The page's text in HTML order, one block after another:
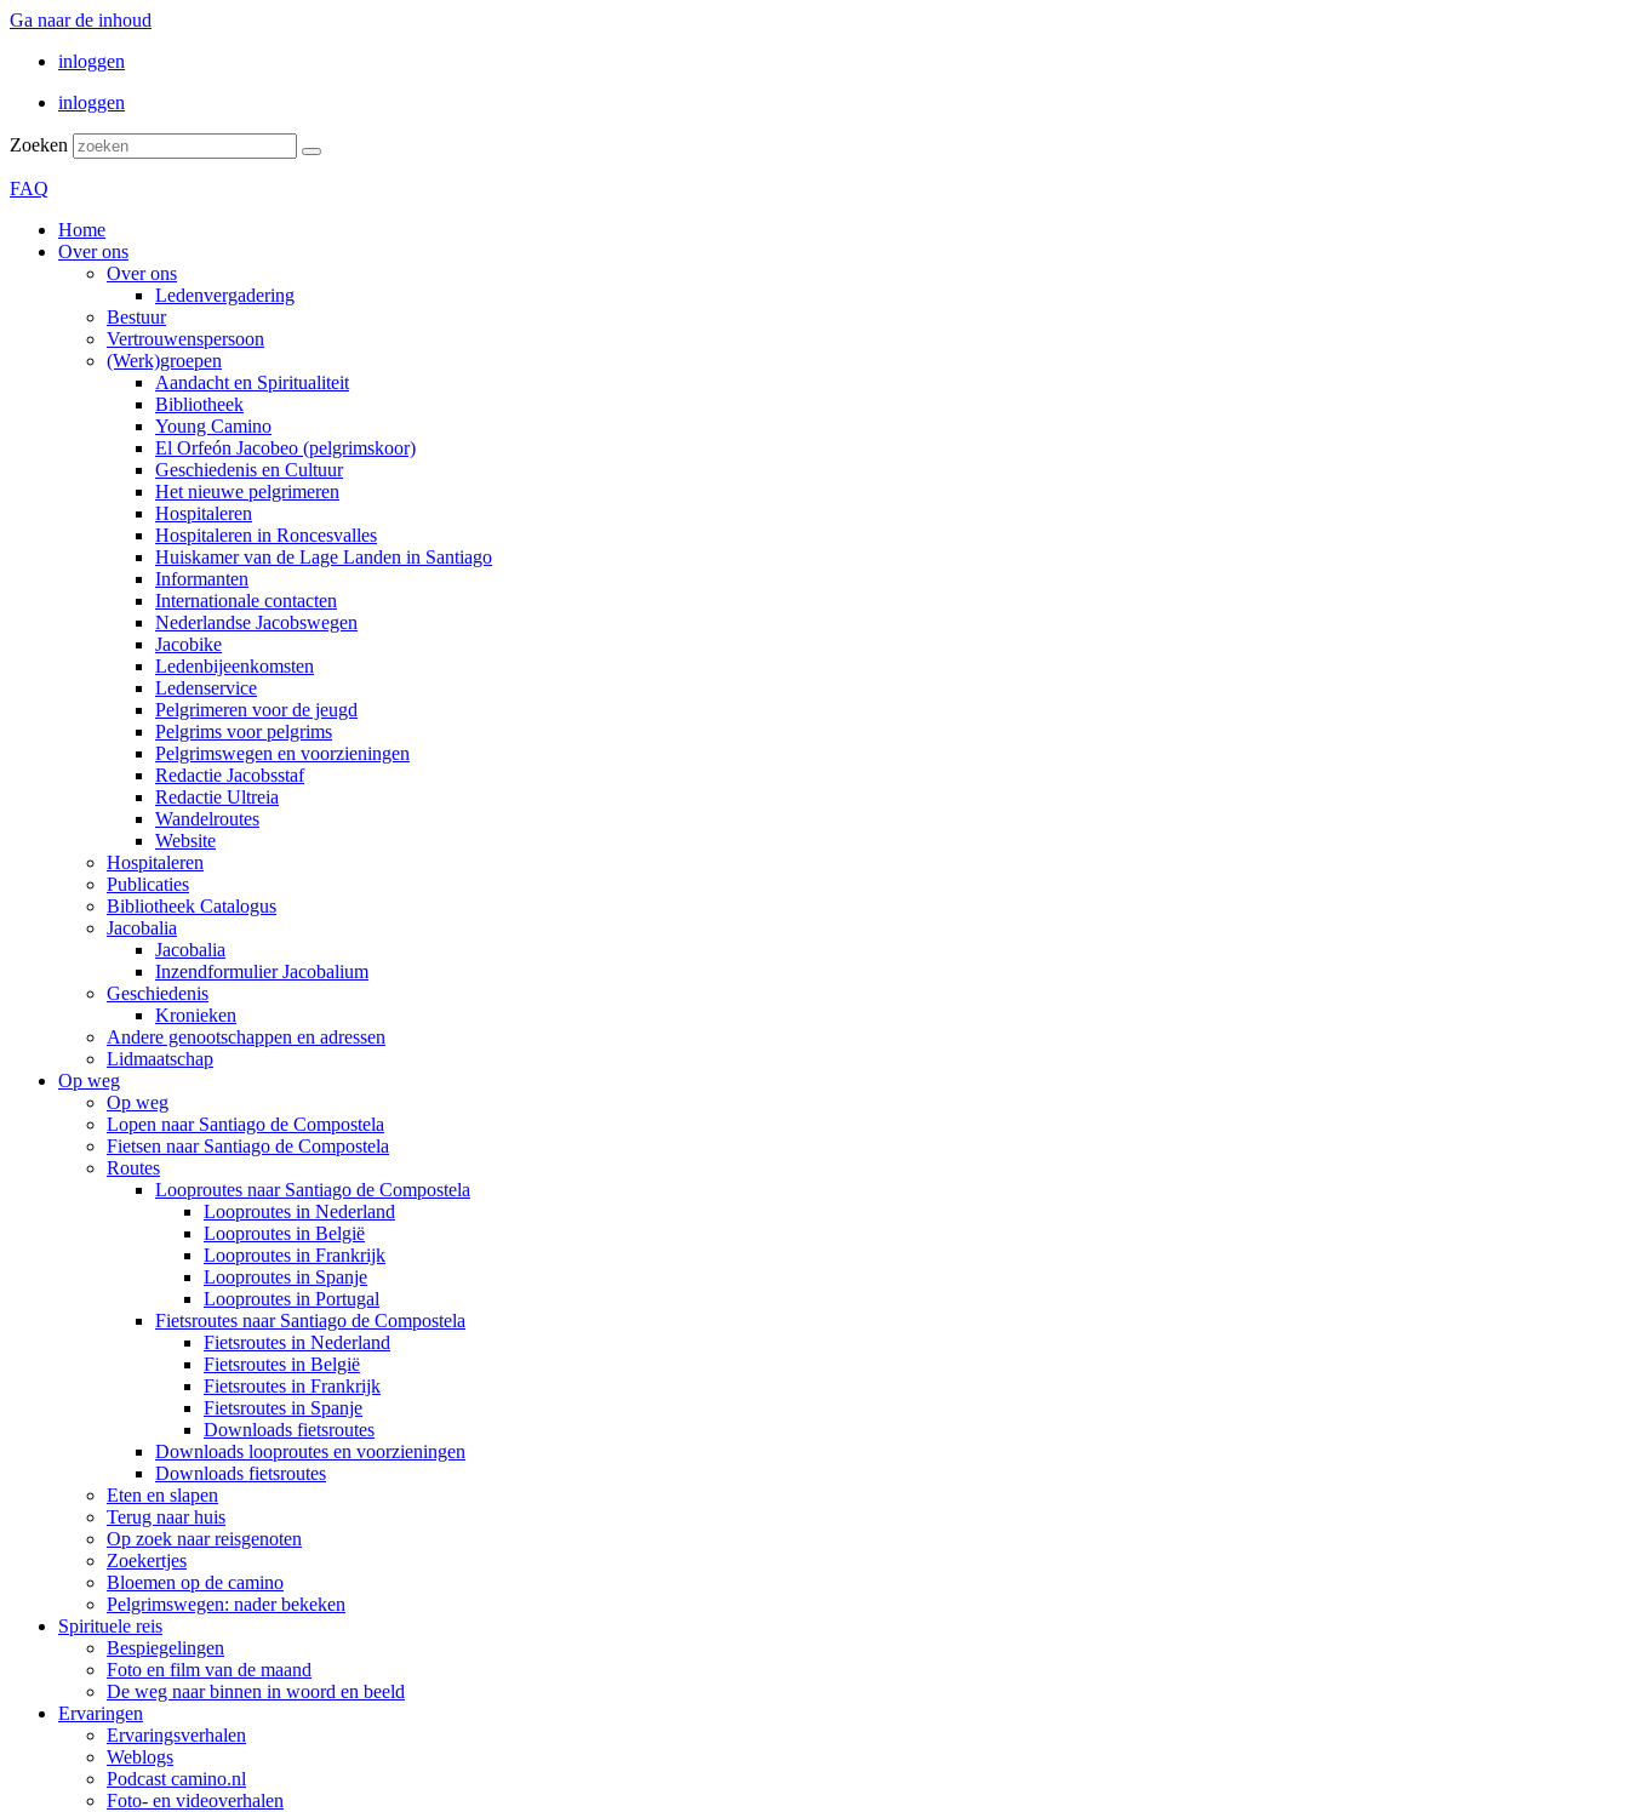
Ga naar de inhoud
inloggen
inloggen
Zoeken
FAQ
Home
Over ons
Over ons
Ledenvergadering
Bestuur
Vertrouwenspersoon
(Werk)groepen
Aandacht en Spiritualiteit
Bibliotheek
Young Camino
El Orfeón Jacobeo (pelgrimskoor)
Geschiedenis en Cultuur
Het nieuwe pelgrimeren
Hospitaleren
Hospitaleren in Roncesvalles
Huiskamer van de Lage Landen in Santiago
Informanten
Internationale contacten
Nederlandse Jacobswegen
Jacobike
Ledenbijeenkomsten
Ledenservice
Pelgrimeren voor de jeugd
Pelgrims voor pelgrims
Pelgrimswegen en voorzieningen
Redactie Jacobsstaf
Redactie Ultreia
Wandelroutes
Website
Hospitaleren
Publicaties
Bibliotheek Catalogus
Jacobalia
Jacobalia
Inzendformulier Jacobalium
Geschiedenis
Kronieken
Andere genootschappen en adressen
Lidmaatschap
Op weg
Op weg
Lopen naar Santiago de Compostela
Fietsen naar Santiago de Compostela
Routes
Looproutes naar Santiago de Compostela
Looproutes in Nederland
Looproutes in België
Looproutes in Frankrijk
Looproutes in Spanje
Looproutes in Portugal
Fietsroutes naar Santiago de Compostela
Fietsroutes in Nederland
Fietsroutes in België
Fietsroutes in Frankrijk
Fietsroutes in Spanje
Downloads fietsroutes
Downloads looproutes en voorzieningen
Downloads fietsroutes
Eten en slapen
Terug naar huis
Op zoek naar reisgenoten
Zoekertjes
Bloemen op de camino
Pelgrimswegen: nader bekeken
Spirituele reis
Bespiegelingen
Foto en film van de maand
De weg naar binnen in woord en beeld
Ervaringen
Ervaringsverhalen
Weblogs
Podcast camino.nl
Foto- en videoverhalen